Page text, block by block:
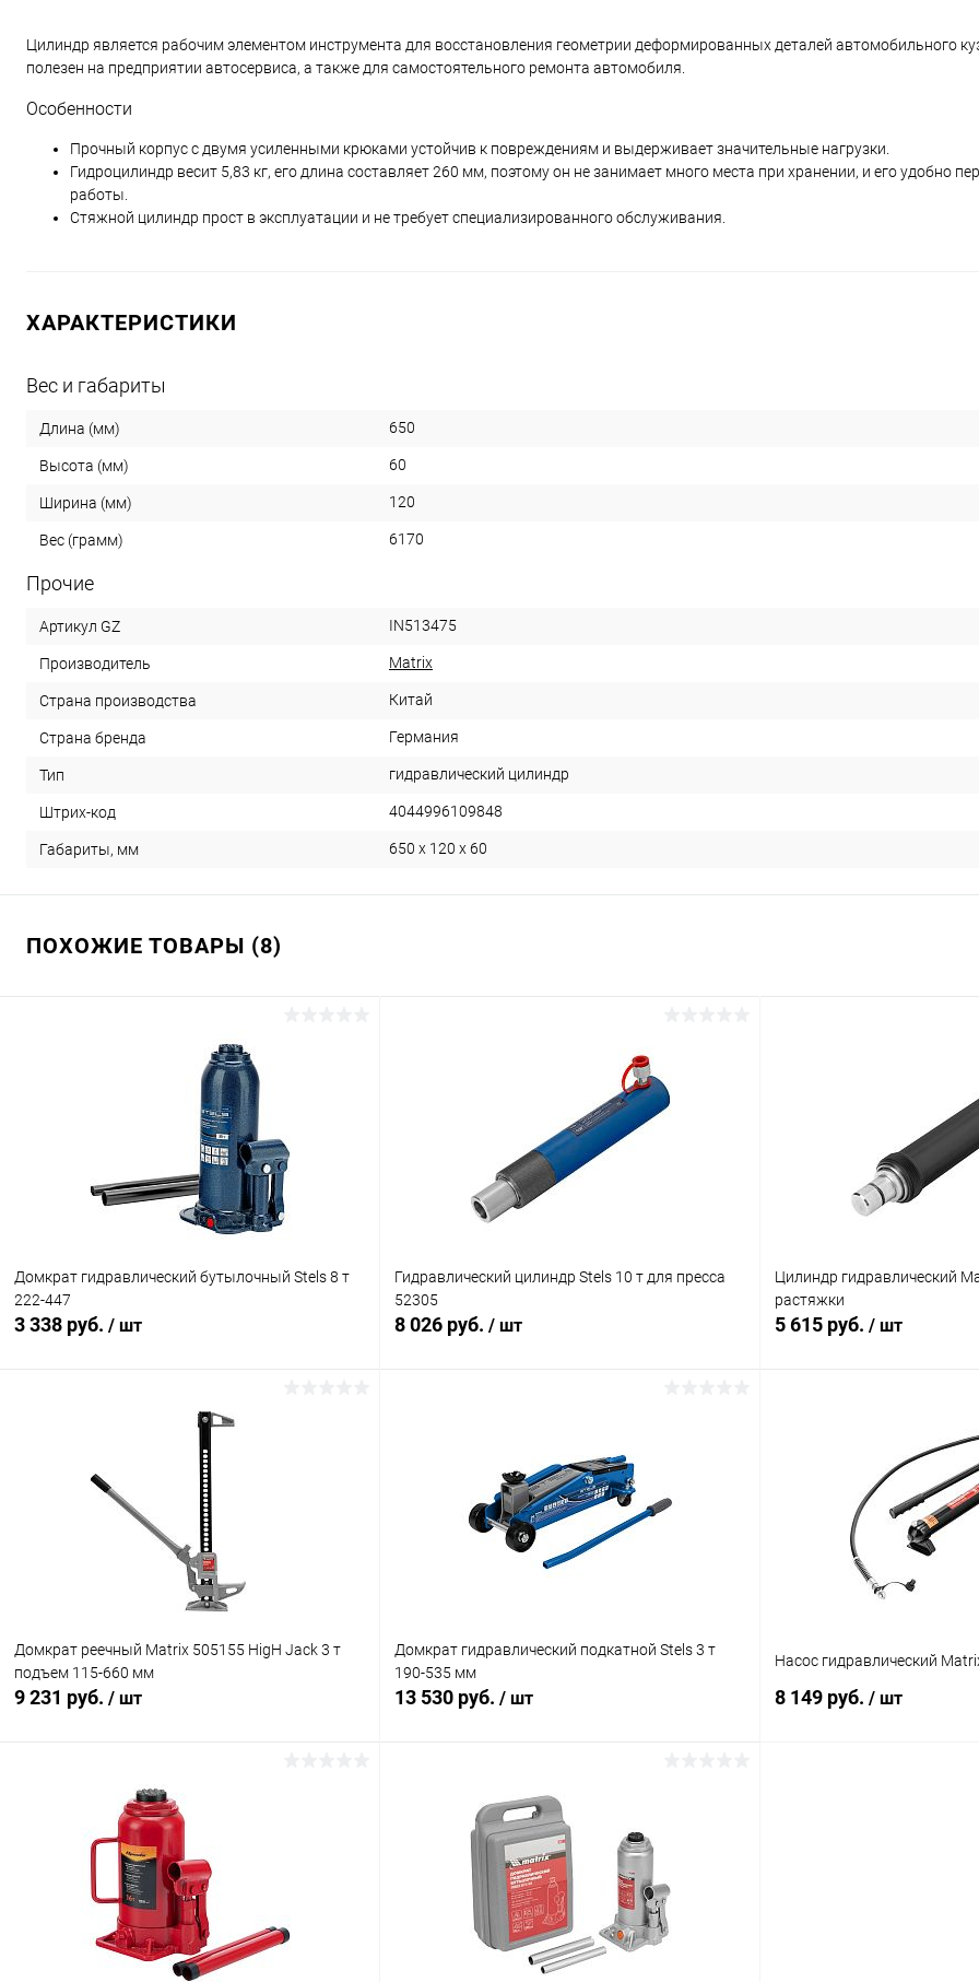
Цилиндр является рабочим элементом инструмента для восстановления геометрии деформированных деталей автомобильного
полезен на предприятии автосервиса, а также для самостоятельного ремонта автомобиля.
Особенности
Прочный корпус с двумя усиленными крюками устойчив к повреждениям и выдерживает значительные нагрузки.
Гидроцилиндр весит 5,83 кг, его длина составляет 260 мм, поэтому он не занимает много места при хранении, и его удобно
работы.
Стяжной цилиндр прост в эксплуатации и не требует специализированного обслуживания.
ХАРАКТЕРИСТИКИ
Вес и габариты
Длина (мм) 650
Высота (мм) 60
Ширина (мм) 120
Вес (грамм) 6170
Прочие
Артикул GZ IN513475
Производитель Matrix
Страна производства Китай
Страна бренда Германия
Тип гидравлический цилиндр
Штрих-код 4044996109848
Габариты, мм 650 x 120 x 60
ПОХОЖИЕ ТОВАРЫ (8)
Домкрат гидравлический бутылочный Stels 8 т
222-447
3 338 руб. / шт
В корзину
Купить в 1 клик
В избранное
Гидравлический цилиндр Stels 10 т для пресса
52305
8 026 руб. / шт
Купить в 1 клик Сравнение
В избранное В наличии
Цилиндр гидравлический
растяжки
5 615 руб. / шт
Купить в 1 клик
В избранное
Домкрат реечный Matrix 505155 HigH Jack 3 т
подъем 115-660 мм
9 231 руб. / шт
В корзину
Купить в 1 клик
В избранное
Домкрат гидравлический подкатной Stels 3 т
190-535 мм
13 530 руб. / шт
Купить в 1 клик Сравнение
В избранное В наличии
Насос гидравлический
8 149 руб. / шт